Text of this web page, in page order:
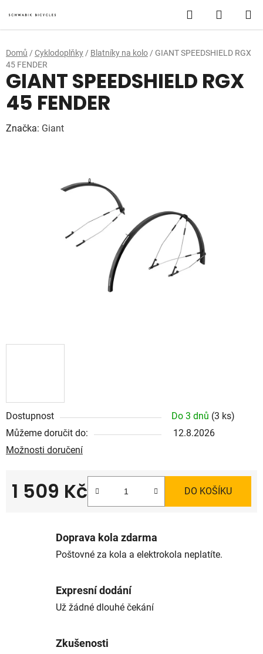
na
obsah
Hledat
KOŠÍK
Domů / Cyklodoplňky / Blatníky na kolo / GIANT SPEEDSHIELD RGX
45 FENDER
Dostupnost Do 3 dnů (3 ks)
Můžeme doručit do:
12.8.2026
Možnosti doručení
1 509 Kč DO KOŠÍKU
GIANT SPEEDSHIELD RGX
45 FENDER
Značka: Giant
Doprava kola zdarma
Poštovné za kola a elektrokola neplatíte.
Expresní dodání
Už žádné dlouhé čekání
Zkušenosti